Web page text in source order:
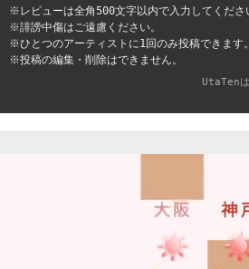
※レビューは全角500文字以内で入力してくださ
※誹謗中傷はご遠慮ください。
※ひとつのアーティストに1回のみ投稿できます。
※投稿の編集・削除はできません。
UtaTenは